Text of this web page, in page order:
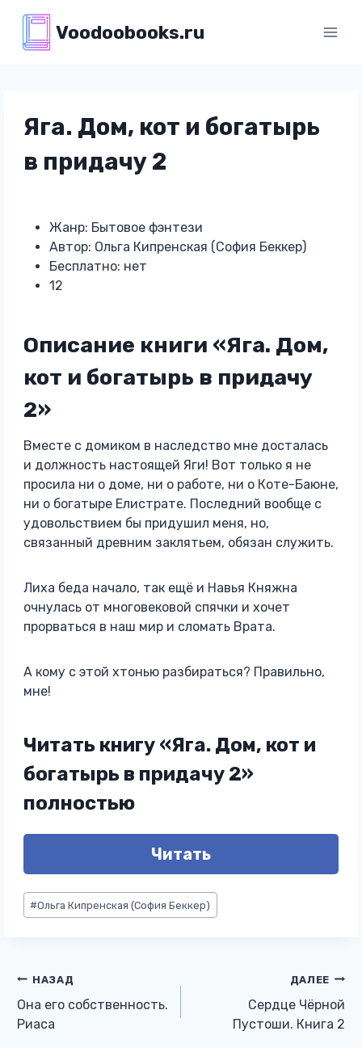
содержимому
Voodoobooks.ru
Яга. Дом, кот и богатырь
в придачу 2
Жанр: Бытовое фэнтези
Автор: Ольга Кипренская (София Беккер)
Бесплатно: нет
12
Описание книги «Яга. Дом,
кот и богатырь в придачу
2»
Вместе с домиком в наследство мне досталась
и должность настоящей Яги! Вот только я не
просила ни о доме, ни о работе, ни о Коте-Баюне,
ни о богатыре Елистрате. Последний вообще с
удовольствием бы придушил меня, но,
связанный древним заклятьем, обязан служить.
Лиха беда начало, так ещё и Навья Княжна
очнулась от многовековой спячки и хочет
прорваться в наш мир и сломать Врата.
А кому с этой хтонью разбираться? Правильно,
мне!
Читать книгу «Яга. Дом, кот и
богатырь в придачу 2»
полностью
Читать
Метки
записи:
#Ольга Кипренская (София Беккер)
Навигация
по
НАЗАД
Она его собственность.
Риаса
ДАЛЕЕ
Сердце Чёрной
Пустоши. Книга 2